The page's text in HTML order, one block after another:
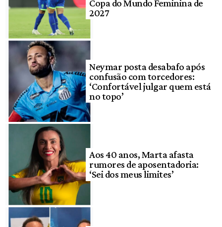
Copa do Mundo Feminina de
2027
Neymar posta desabafo após
confusão com torcedores:
‘Confortável julgar quem está
no topo’
Aos 40 anos, Marta afasta
rumores de aposentadoria:
‘Sei dos meus limites’